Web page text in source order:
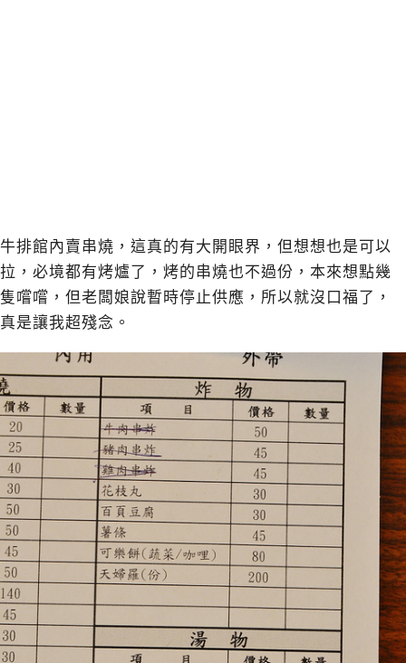
牛排館內賣串燒，這真的有大開眼界，但想想也是可以
拉，必境都有烤爐了，烤的串燒也不過份，本來想點幾
隻嚐嚐，但老闆娘說暫時停止供應，所以就沒口福了，
真是讓我超殘念。